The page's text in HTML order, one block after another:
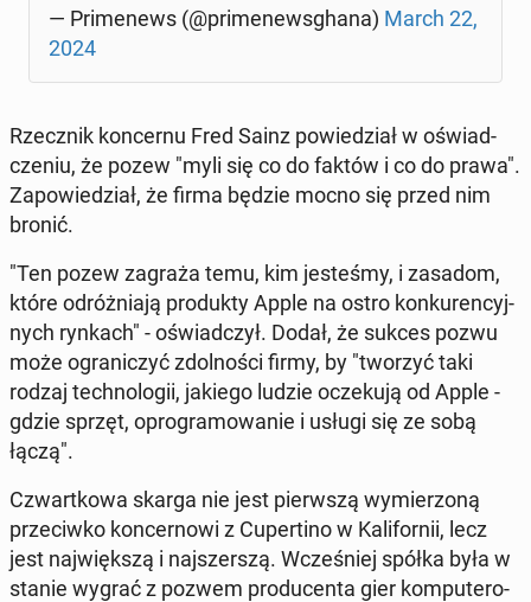
— Pri­me­news (@pri­me­news­gha­na) March 22,
2024
Rzecz­nik kon­cer­nu Fred Sainz po­wie­dział w oświad­
cze­niu, że pozew "myli się co do faktów i co do prawa".
Za­po­wie­dział, że firma będzie mocno się przed nim
bronić.
"Ten pozew zagraża temu, kim je­ste­śmy, i zasadom,
które od­róż­nia­ją pro­duk­ty Apple na ostro kon­ku­ren­cyj­
nych rynkach" - oświad­czył. Dodał, że sukces pozwu
może ogra­ni­czyć zdol­no­ści firmy, by "tworzyć taki
rodzaj tech­no­lo­gii, jakiego ludzie ocze­ku­ją od Apple -
gdzie sprzęt, opro­gra­mo­wa­nie i usługi się ze sobą
łączą".
Czwart­ko­wa skarga nie jest pierw­szą wy­mie­rzo­ną
prze­ciw­ko kon­cer­no­wi z Cu­per­ti­no w Ka­li­for­nii, lecz
jest naj­więk­szą i naj­szer­szą. Wcze­śniej spółka była w
stanie wygrać z pozwem pro­du­cen­ta gier kom­pu­te­ro­